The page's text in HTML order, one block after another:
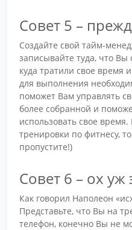
Совет 5 –
Создайте свой тайм-
записывайте туда, что Вы
куда тратили свое время
для выполнения
поможет Вам управлять
более собранной и
использовать свое время.
тренировки по фитнесу,
пропустите!)
Совет 6 – ох уж
Как говорил Наполеон
Представьте, что Вы на
телефон, конечно Вы не